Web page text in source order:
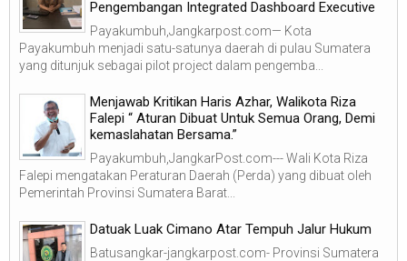
Pengembangan Integrated Dashboard Executive
Payakumbuh,Jangkarpost.com— Kota
Payakumbuh menjadi satu-satunya daerah di pulau Sumatera
yang ditunjuk sebagai pilot project dalam pengemba...
Menjawab Kritikan Haris Azhar, Walikota Riza
Falepi “ Aturan Dibuat Untuk Semua Orang, Demi
kemaslahatan Bersama.”
Payakumbuh,JangkarPost.com--- Wali Kota Riza
Falepi mengatakan Peraturan Daerah (Perda) yang dibuat oleh
Pemerintah Provinsi Sumatera Barat...
Datuak Luak Cimano Atar Tempuh Jalur Hukum
Batusangkar-jangkarpost.com- Provinsi Sumatera